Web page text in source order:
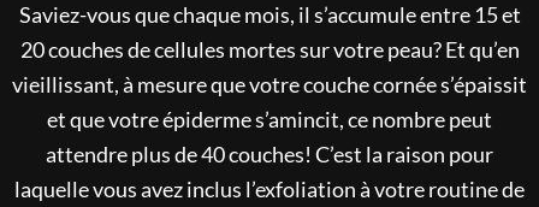
Saviez-vous que chaque mois, il s’accumule entre 15 et
20 couches de cellules mortes sur votre peau? Et qu’en
vieillissant, à mesure que votre couche cornée s’épaissit
et que votre épiderme s’amincit, ce nombre peut
attendre plus de 40 couches! C’est la raison pour
laquelle vous avez inclus l’exfoliation à votre routine de